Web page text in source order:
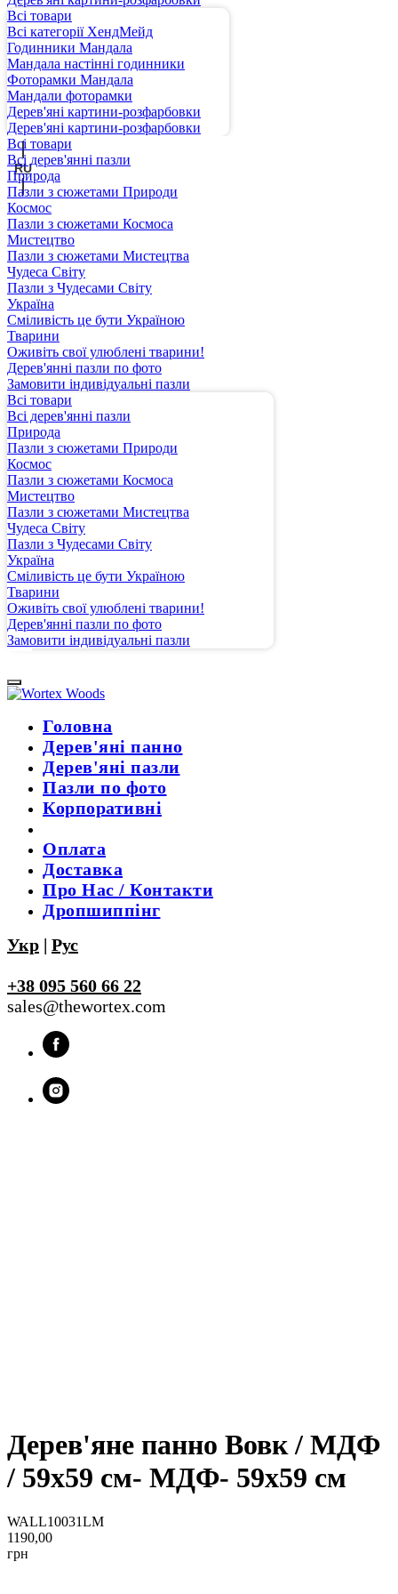
UA
RU
Всі товари
Всі категорії ХендМейд
Годинники Мандала
Мандала настінні годинники
Фоторамки Мандала
Мандали фоторамки
Дерев'яні картини-розфарбовки
Дерев'яні картини-розфарбовки
Всі товари
Всі дерев'янні пазли
Природа
Пазли з сюжетами Природи
Космос
Пазли з сюжетами Космоса
Мистецтво
Пазли з сюжетами Мистецтва
Чудеса Світу
Пазли з Чудесами Світу
Україна
Сміливість це бути Україною
Тварини
Оживіть свої улюблені тварини!
Дерев'янні пазли по фото
Замовити індивідуальні пазли
Всі товари
Всі дерев'янні пазли
Природа
Пазли з сюжетами Природи
Космос
Пазли з сюжетами Космоса
Мистецтво
Пазли з сюжетами Мистецтва
Чудеса Світу
Пазли з Чудесами Світу
Україна
Сміливість це бути Україною
Тварини
Оживіть свої улюблені тварини!
Дерев'янні пазли по фото
Замовити індивідуальні пазли
Головна
Дерев'яні панно
Дерев'яні пазли
Пазли по фото
Корпоративні
Оплата
Доставка
Про Нас / Контакти
Дропшиппінг
Укр | Рус
+38 095 560 66 22
sales@thewortex.com
Дерев'яне панно Вовк / МДФ
/ 59x59 см- МДФ- 59x59 см
WALL10031LM
1190,00
грн